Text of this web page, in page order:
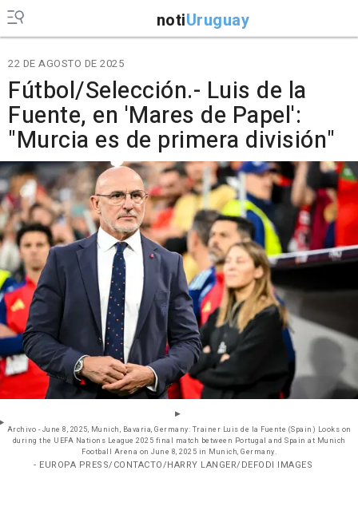
notiUruguay
22 DE AGOSTO DE 2025
Fútbol/Selección.- Luis de la
Fuente, en 'Mares de Papel':
"Murcia es de primera división"
Archivo - June 8, 2025, Munich, Bavaria, Germany: Trainer Luis de la Fuente (Spain) Looks on
during the UEFA Nations League 2025 final match between Portugal and Spain at Munich
Football Arena on June 8, 2025 in Munich, Germany.
- EUROPA PRESS/CONTACTO/HARRY LANGER/DEFODI IMAGES